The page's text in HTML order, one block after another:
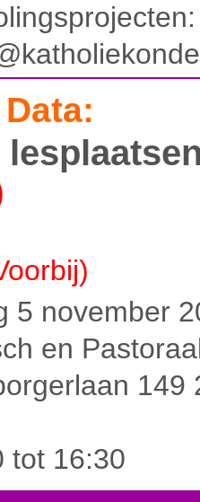
5 november
en
149
tot 16:30